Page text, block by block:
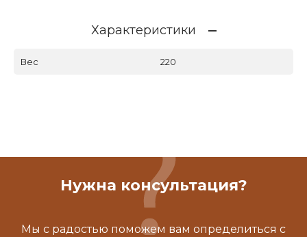
Характеристики
Вес 220
Нужна консультация?
Мы с радостью поможем вам определиться с